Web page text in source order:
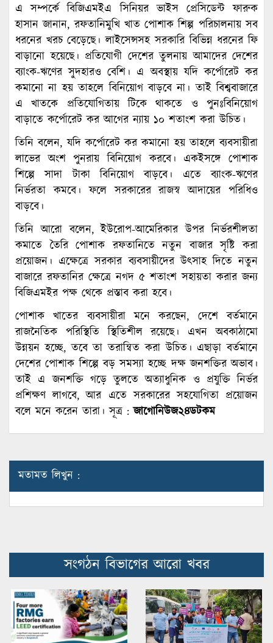
এ সম্পর্কে বিজিএমইএ সিনিয়র ভাইস প্রেসিডেন্ট ফারুক
হাসান জানান, রফতানিমুখি খাত পোশাক শিল্প পরিচালনায় সব
ধরনের খরচ বেড়েছে। লাইসেন্সসহ সরকারি বিভিন্ন ধরনের ফি
বাড়ানো হয়েছে। প্রতিযোগী দেশের তুলনায় আমাদের দেশের
ব্যাংক-ঋণের সুদহারও বেশি। এ অবস্থায় যদি কর্পোরেট কর
কমানো না হয় তাহলে বিনিয়োগ বাড়বে না। তাই বিশ্ববাজারে
এ খাতকে প্রতিযোগিতায় টিকে থাকতে ও পুনঃবিনিয়োগ
বাড়াতে কর্পোরেট কর আগের ন্যায় ১০ শতাংশ করা উচিত।
তিনি বলেন, যদি কর্পোরেট কর কমানো হয় তাহলে ব্যবসায়ীরা
লাভের অংশ পুনরায় বিনিয়োগ করবে। একইসঙ্গে পোশাক
শিল্পে সাদা টাকা বিনিয়োগ বাড়বে। এতে ব্যাংক-ঋণের
নির্ভরতা কমবে। ফলে সরকারের রাজস্ব আদায়ের পরিধিও
বাড়বে।
তিনি আরো বলেন, ইউরোপ-আমেরিকার উপর নির্ভরশীলতা
কমাতে তৈরি পোশাক রফতানিতে নতুন বাজার সৃষ্টি করা
প্রয়োজন। এক্ষেত্রে সরকার ব্যবসায়ীদের উৎসাহ দিতে নতুন
বাজারে রফতানির ক্ষেত্রে নগদ ৫ শতাংশ সহায়তা করার জন্য
বিজিএমইর পক্ষ থেকে প্রস্তাব করা হবে।
পোশাক খাতের ব্যবসায়ীরা মনে করছেন, দেশে বর্তমানে
রাজনৈতিক পরিস্থিতি স্থিতিশীল রয়েছে। এখন অবকাঠামো
উন্নয়ন হচ্ছে, তবে তা তরান্বিত করা উচিত। এছাড়া বর্তমানে
দেশের পোশাক শিল্পে বড় সমস্যা হচ্ছে দক্ষ জনশক্তির অভাব।
তাই এ জনশক্তি গড়ে তুলতে অত্যাধুনিক ও প্রযুক্তি নির্ভর
প্রশিক্ষণ লাগবে, আর এতে সরকারের সহযোগিতা প্রয়োজন
বলে মনে করেন তারা। সূত্র :জাগোনিউজ২৪ডটকম
মতামত লিখুন :
সংগঠন বিভাগের আরো খবর